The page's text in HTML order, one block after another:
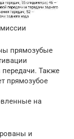
прямозубые
передачи. Также
прямозубое
на
и